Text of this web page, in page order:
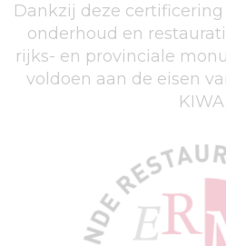
Dankzij deze
onderhoud en
rijks- en provinciale
voldoen aan de eisen
KIWA.